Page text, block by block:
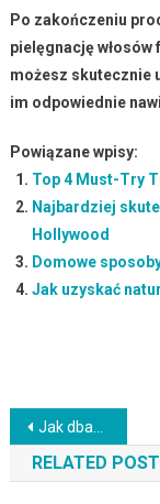
Po zakończeniu
pielęgnację włosów
możesz skutecznie
im odpowiednie
Powiązane wpisy:
Top 4 Must-Try
Najbardziej
Hollywood
Domowe
Jak uzyskać
Nawigacja
wpisu
Jak dbać o włosy falowane typu 2B? Najlepsze techniki i produkty
RELATED